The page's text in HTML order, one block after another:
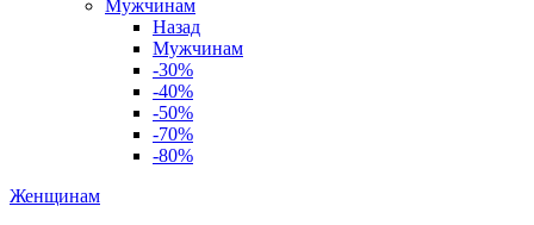
Мужчинам
Назад
Мужчинам
-30%
-40%
-50%
-70%
-80%
Женщинам